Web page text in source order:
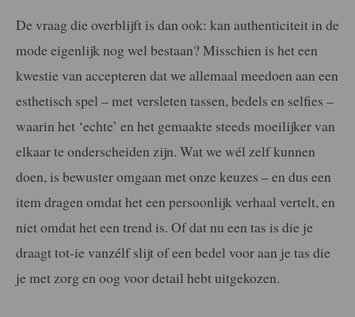
De vraag die overblijft is dan ook: kan authenticiteit in de
mode eigenlijk nog wel bestaan? Misschien is het een
kwestie van accepteren dat we allemaal meedoen aan een
esthetisch spel – met versleten tassen, bedels en selfies –
waarin het ‘echte’ en het gemaakte steeds moeilijker van
elkaar te onderscheiden zijn. Wat we wél zelf kunnen
doen, is bewuster omgaan met onze keuzes – en dus een
item dragen omdat het een persoonlijk verhaal vertelt, en
niet omdat het een trend is. Of dat nu een tas is die je
draagt tot-ie vanzélf slijt of een bedel voor aan je tas die
je met zorg en oog voor detail hebt uitgekozen.